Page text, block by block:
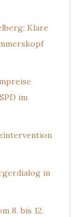
Klare
im
in
8. bis 12.